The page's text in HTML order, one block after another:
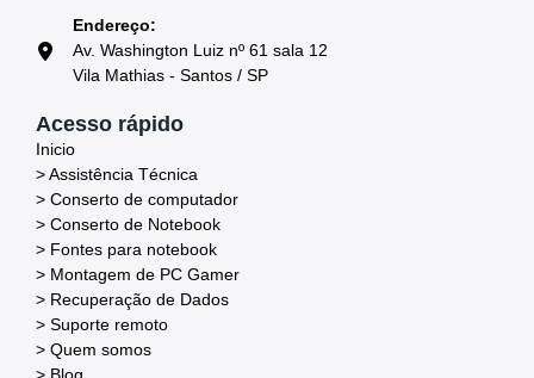
Endereço:
Av. Washington Luiz nº 61 sala 12
Vila Mathias - Santos / SP
Acesso rápido
Inicio
> Assistência Técnica
> Conserto de computador
> Conserto de Notebook
> Fontes para notebook
> Montagem de PC Gamer
> Recuperação de Dados
> Suporte remoto
> Quem somos